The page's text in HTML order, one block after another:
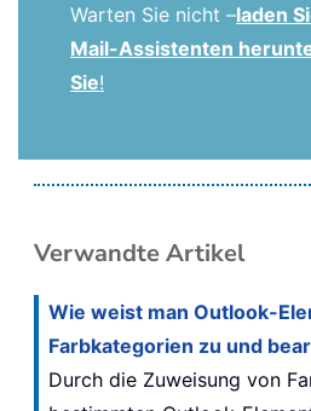
Warten Sie nicht –laden
Mail-Assistenten
Sie!
Verwandte Artikel
Wie weist man Outlook-
Farbkategorien zu und
Durch die Zuweisung von